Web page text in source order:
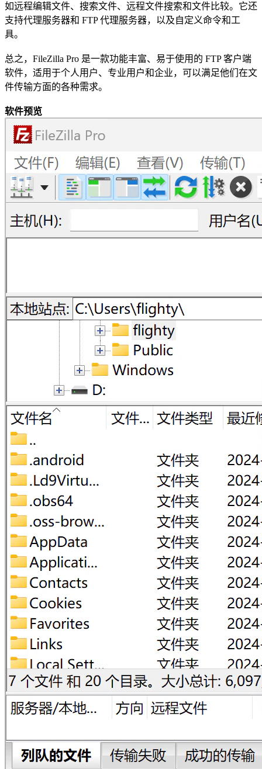
如远程编辑文件、搜索文件、远程文件搜索和文件比较。它还
支持代理服务器和 FTP 代理服务器，以及自定义命令和工
具。
总之，FileZilla Pro 是一款功能丰富、易于使用的 FTP 客户端
软件，适用于个人用户、专业用户和企业，可以满足他们在文
件传输方面的各种需求。
软件预览